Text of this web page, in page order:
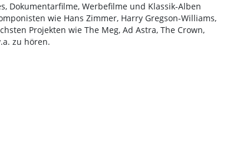
Dokumentarfilme, Werbefilme und Klassik-Alben
wie Hans Zimmer, Harry Gregson-Williams,
Projekten wie The Meg, Ad Astra, The Crown,
zu hören.